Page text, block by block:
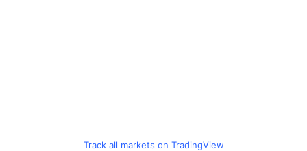
Track all markets on TradingView